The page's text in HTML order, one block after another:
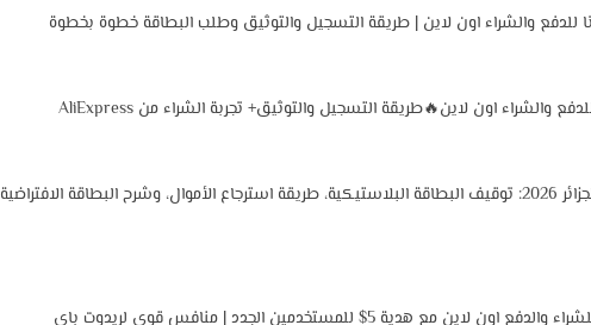
تحديثات بنك Dukascopy في الجزائر 2026: توقيف البطاقة البلاستيكية، طريقة استرجاع الأموال، وشرح البطاقة الافتراضية